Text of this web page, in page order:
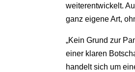
weiterentwickelt.
ganz eigene Art,
„Kein Grund zur
einer klaren
handelt sich um